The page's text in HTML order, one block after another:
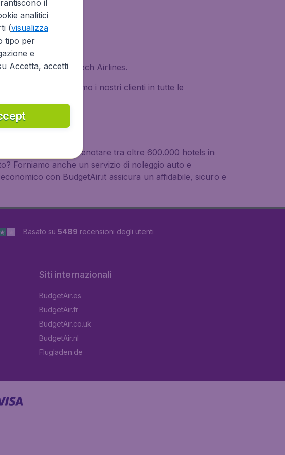
con Czech Airlines.
il mondo. Portiamo i nostri clienti in tutte le
la possibilità di prenotare tra oltre 600.000 hotels in
Forniamo anche un servizio di noleggio auto e
con BudgetAir.it assicura un affidabile, sicuro e
Basato su 5489 recensioni degli utenti
Siti internazionali
BudgetAir.es
BudgetAir.fr
BudgetAir.co.uk
BudgetAir.nl
Flugladen.de
il
analitici
(visualizza
tipo per
e
Accetta, accetti